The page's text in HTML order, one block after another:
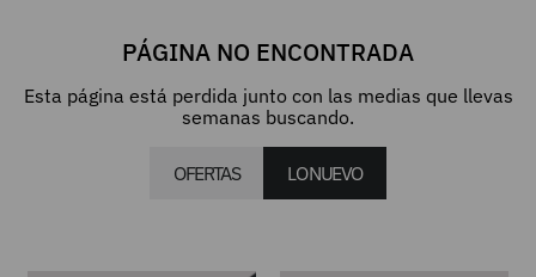
PÁGINA NO ENCONTRADA
Esta página está perdida junto con las medias que llevas
semanas buscando.
OFERTAS LO NUEVO